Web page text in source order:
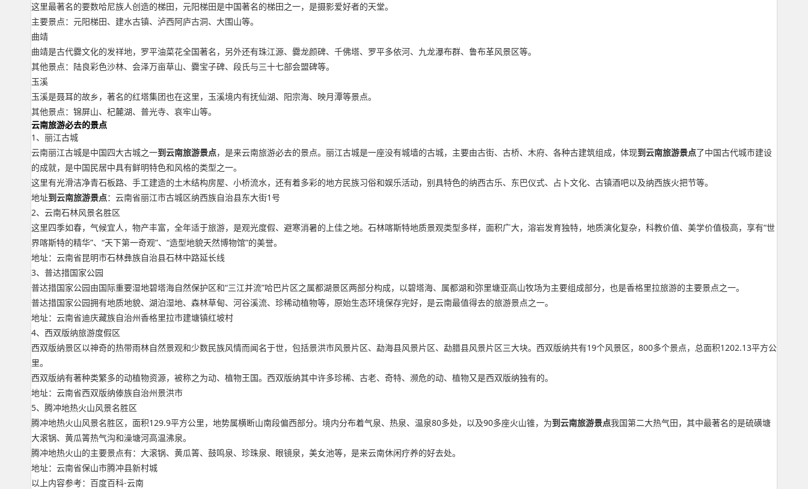
这里最著名的要数哈尼族人创造的梯田，元阳梯田是中国著名的梯田之一，是摄影爱好者的天堂。
主要景点：元阳梯田、建水古镇、泸西阿庐古洞、大围山等。
曲靖
曲靖是古代爨文化的发祥地，罗平油菜花全国著名，另外还有珠江源、爨龙颜碑、千佛塔、罗平多依河、九龙瀑布群、鲁布革风景区等。
其他景点：陆良彩色沙林、会泽万亩草山、爨宝子碑、段氏与三十七部会盟碑等。
玉溪
玉溪是聂耳的故乡，著名的红塔集团也在这里，玉溪境内有抚仙湖、阳宗海、映月潭等景点。
其他景点：锦屏山、杞麓湖、普光寺、哀牢山等。
云南旅游必去的景点
1、丽江古城
云南丽江古城是中国四大古城之一到云南旅游景点，是来云南旅游必去的景点。丽江古城是一座没有城墙的古城，主要由古街、古桥、木府、各种古建筑组成，体现到云南旅游景点了中国古代城市建设
的成就，是中国民居中具有鲜明特色和风格的类型之一。
这里有光滑洁净青石板路、手工建造的土木结构房屋、小桥流水，还有着多彩的地方民族习俗和娱乐活动，别具特色的纳西古乐、东巴仪式、占卜文化、古镇酒吧以及纳西族火把节等。
地址到云南旅游景点：云南省丽江市古城区纳西族自治县东大街1号
2、云南石林风景名胜区
这里四季如春，气候宜人，物产丰富，全年适于旅游，是观光度假、避寒消暑的上佳之地。石林喀斯特地质景观类型多样，面积广大，溶岩发育独特，地质演化复杂，科教价值、美学价值极高，享有“世
界喀斯特的精华”、“天下第一奇观”、“造型地貌天然博物馆”的美誉。
地址：云南省昆明市石林彝族自治县石林中路延长线
3、普达措国家公园
普达措国家公园由国际重要湿地碧塔海自然保护区和“三江并流”哈巴片区之属都湖景区两部分构成，以碧塔海、属都湖和弥里塘亚高山牧场为主要组成部分，也是香格里拉旅游的主要景点之一。
普达措国家公园拥有地质地貌、湖泊湿地、森林草甸、河谷溪流、珍稀动植物等，原始生态环境保存完好，是云南最值得去的旅游景点之一。
地址：云南省迪庆藏族自治州香格里拉市建塘镇红坡村
4、西双版纳旅游度假区
西双版纳景区以神奇的热带雨林自然景观和少数民族风情而闻名于世，包括景洪市风景片区、勐海县风景片区、勐腊县风景片区三大块。西双版纳共有19个风景区，800多个景点，总面积1202.13平方公
里。
西双版纳有著种类繁多的动植物资源，被称之为动、植物王国。西双版纳其中许多珍稀、古老、奇特、濒危的动、植物又是西双版纳独有的。
地址：云南省西双版纳傣族自治州景洪市
5、腾冲地热火山风景名胜区
腾冲地热火山风景名胜区，面积129.9平方公里，地势属横断山南段偏西部分。境内分布着气泉、热泉、温泉80多处，以及90多座火山锥，为到云南旅游景点我国第二大热气田，其中最著名的是硫磺塘
大滚锅、黄瓜箐热气沟和澡塘河高温沸泉。
腾冲地热火山的主要景点有：大滚锅、黄瓜箐、鼓鸣泉、珍珠泉、眼镜泉，美女池等，是来云南休闲疗养的好去处。
地址：云南省保山市腾冲县新村城
以上内容参考：百度百科-云南